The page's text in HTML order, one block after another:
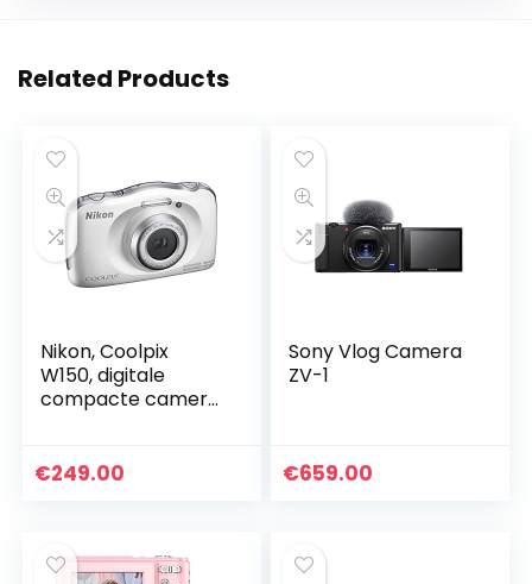
Related Products
Nikon, Coolpix
W150, digitale
compacte camera,
display, Full-HD,
€249.00
Sony Vlog Camera
ZV-1
€659.00